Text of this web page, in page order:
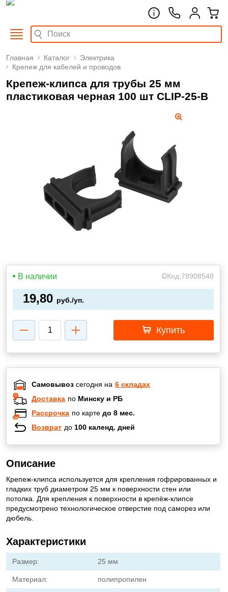
Главная Каталог
Электрика
Крепеж для кабелей и проводов
Крепеж-клипса для трубы 25 мм
пластиковая черная 100 шт CLIP-25-B
В наличии Код:78908548
19,80 руб./уп.
Купить
Самовывоз сегодня на 6 складах
Доставка по Минску и РБ
Рассрочка по карте до 8 мес.
Возврат до 100 календ. дней
Описание
Крепеж-клипса используется для крепления гофрированных и
гладких труб диаметром 25 мм к поверхности стен или
потолка. Для крепления к поверхности в крепёж-клипсе
предусмотрено технологическое отверстие под саморез или
дюбель.
Характеристики
Размер: 25 мм
Материал: полипропилен